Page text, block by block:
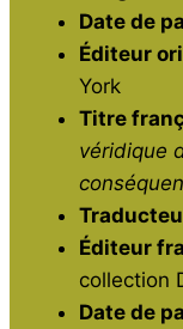
Date de
Éditeur
York
Titre
véridique
Éditeur
collection
Date de